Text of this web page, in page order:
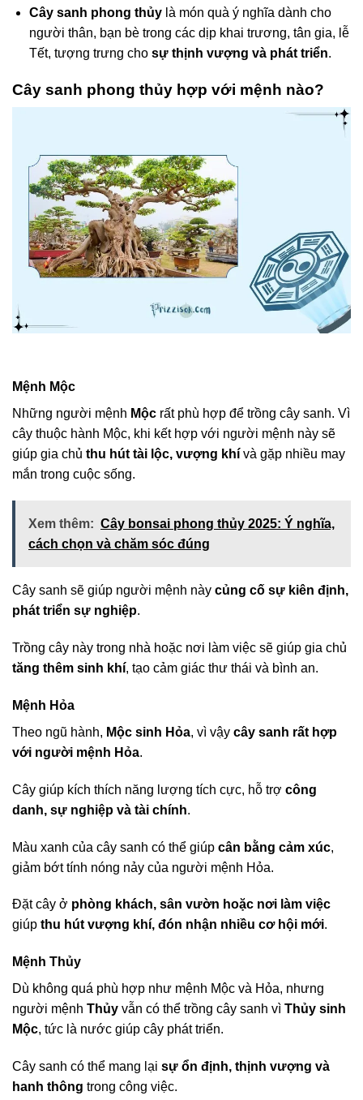
Cây sanh phong thủylà món quà ý nghĩa dành cho
người thân, bạn bè trong các dịp khai trương, tân gia, lễ
Tết, tượng trưng cho sự thịnh vượng và phát triển.
Cây sanh phong thủy hợp với mệnh nào?
Mệnh Mộc
Những người mệnh Mộc rất phù hợp để trồng cây sanh. Vì
cây thuộc hành Mộc, khi kết hợp với người mệnh này sẽ
giúp gia chủ thu hút tài lộc, vượng khí và gặp nhiều may
mắn trong cuộc sống.
Xem thêm: Cây bonsai phong thủy 2025: Ý nghĩa,
cách chọn và chăm sóc đúng
Cây sanh sẽ giúp người mệnh này củng cố sự kiên định,
phát triển sự nghiệp.
Trồng cây này trong nhà hoặc nơi làm việc sẽ giúp gia chủ
tăng thêm sinh khí, tạo cảm giác thư thái và bình an.
Mệnh Hỏa
Theo ngũ hành, Mộc sinh Hỏa, vì vậy cây sanh rất hợp
với người mệnh Hỏa.
Cây giúp kích thích năng lượng tích cực, hỗ trợ công
danh, sự nghiệp và tài chính.
Màu xanh của cây sanh có thể giúp cân bằng cảm xúc,
giảm bớt tính nóng nảy của người mệnh Hỏa.
Đặt cây ở phòng khách, sân vườn hoặc nơi làm việc
giúp thu hút vượng khí, đón nhận nhiều cơ hội mới.
Mệnh Thủy
Dù không quá phù hợp như mệnh Mộc và Hỏa, nhưng
người mệnh Thủy vẫn có thể trồng cây sanh vì Thủy sinh
Mộc, tức là nước giúp cây phát triển.
Cây sanh có thể mang lại sự ổn định, thịnh vượng và
hanh thông trong công việc.